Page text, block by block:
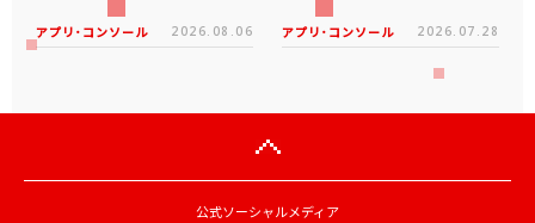
アプリ･コンソール 2026.08.06 アプリ･コンソール 2026.07.28
公式ソーシャルメディア